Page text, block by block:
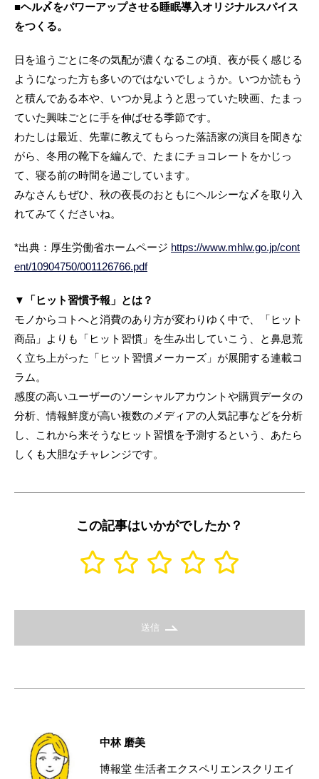
■ヘル〆をパワーアップさせる睡眠導入オリジナルスパイス
をつくる。
日を追うごとに冬の気配が濃くなるこの頃、夜が長く感じる
ようになった方も多いのではないでしょうか。いつか読もう
と積んである本や、いつか見ようと思っていた映画、たまっ
ていた興味ごとに手を伸ばせる季節です。
わたしは最近、先輩に教えてもらった落語家の演目を聞きな
がら、冬用の靴下を編んで、たまにチョコレートをかじっ
て、寝る前の時間を過ごしています。
みなさんもぜひ、秋の夜長のおともにヘルシーな〆を取り入
れてみてくださいね。
*出典：厚生労働省ホームページ https://www.mhlw.go.jp/cont
ent/10904750/001126766.pdf
▼「ヒット習慣予報」とは？
モノからコトへと消費のあり方が変わりゆく中で、「ヒット
商品」よりも「ヒット習慣」を生み出していこう、と鼻息荒
く立ち上がった「ヒット習慣メーカーズ」が展開する連載コ
ラム。
感度の高いユーザーのソーシャルアカウントや購買データの
分析、情報鮮度が高い複数のメディアの人気記事などを分析
し、これから来そうなヒット習慣を予測するという、あたら
しくも大胆なチャレンジです。
この記事はいかがでしたか？
送信
中林 磨美
博報堂 生活者エクスペリエンスクリエイ